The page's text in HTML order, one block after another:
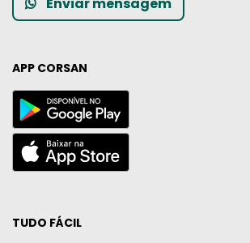
APP CORSAN
TUDO FÁCIL